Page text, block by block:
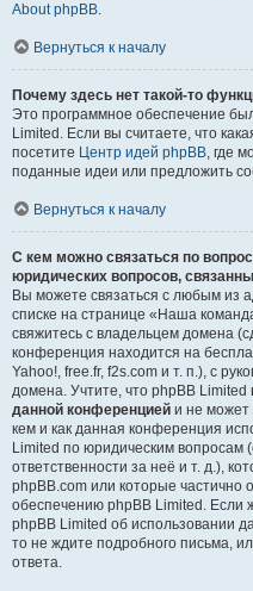
About phpBB.
Вернуться к началу
Почему здесь нет такой-то
Это программное обеспечение
Limited. Если вы считаете, что
посетите Центр идей phpBB, где
поданные идеи или предложить
Вернуться к началу
С кем можно связаться по
юридических вопросов,
Вы можете связаться с любым из
списке на странице «Наша
свяжитесь с владельцем домена
конференция находится на
Yahoo!, free.fr, f2s.com и т. п.), с
домена. Учтите, что phpBB Limited
данной конференцией и не может
кем и как данная конференция
Limited по юридическим вопросам
ответственности за неё и т. д.),
phpBB.com или которые частично
обеспечению phpBB Limited. Если
phpBB Limited об использовании
то не ждите подробного письма,
ответа.